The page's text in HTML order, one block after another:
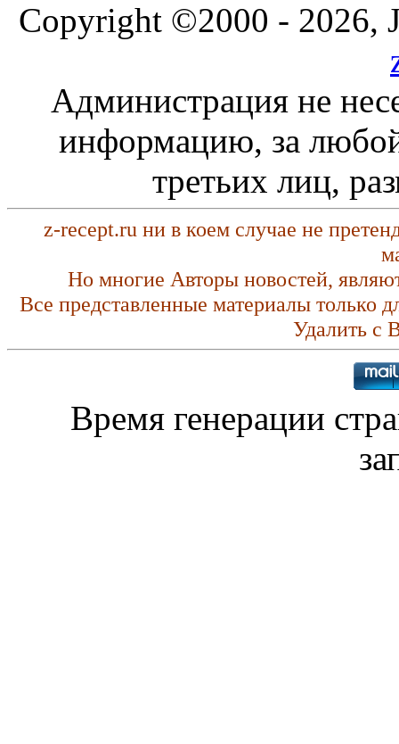
Copyright ©2000 - 2026,
Администрация не
информацию, за любой
третьих лиц,
z-recept.ru ни в коем случае не
Но многие Авторы новостей,
Все представленные материалы только
Удалить с
Время генерации